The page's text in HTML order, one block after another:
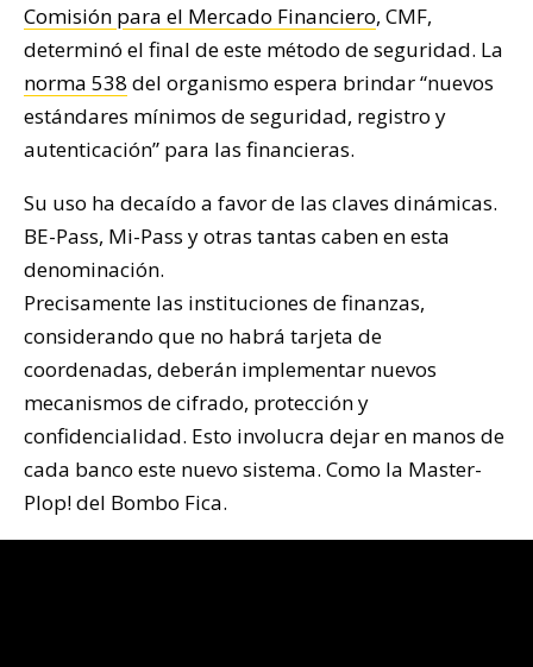
Comisión para el Mercado Financiero, CMF,
determinó el final de este método de seguridad. La
norma 538 del organismo espera brindar “nuevos
estándares mínimos de seguridad, registro y
autenticación” para las financieras.
Su uso ha decaído a favor de las claves dinámicas.
BE-Pass, Mi-Pass y otras tantas caben en esta
denominación.
Precisamente las instituciones de finanzas,
considerando que no habrá tarjeta de
coordenadas, deberán implementar nuevos
mecanismos de cifrado, protección y
confidencialidad. Esto involucra dejar en manos de
cada banco este nuevo sistema. Como la Master-
Plop! del Bombo Fica.